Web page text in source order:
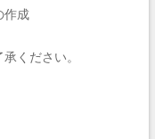
作成
ください。